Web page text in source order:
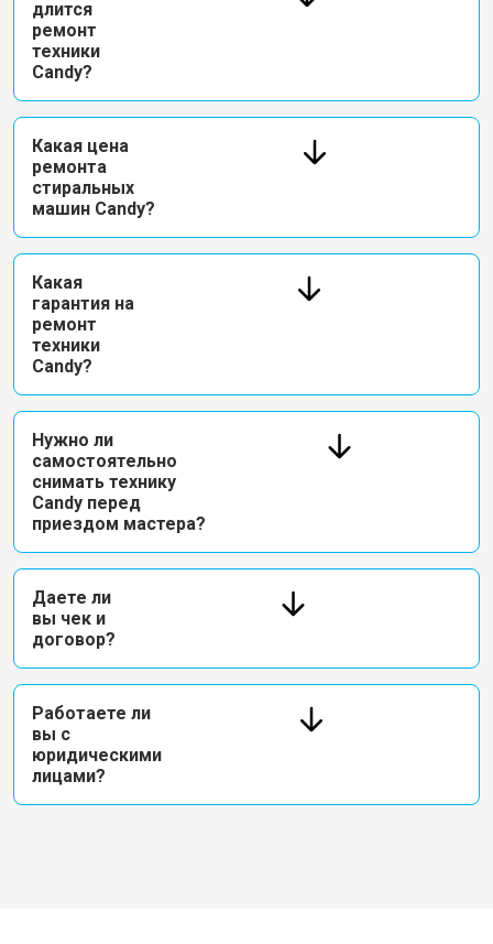
длится
ремонт
техники
Candy?
Какая цена
ремонта
стиральных
машин Candy?
Какая
гарантия на
ремонт
техники
Candy?
Нужно ли
самостоятельно
снимать технику
Candy перед
приездом мастера?
Даете ли
вы чек и
договор?
Работаете ли
вы с
юридическими
лицами?